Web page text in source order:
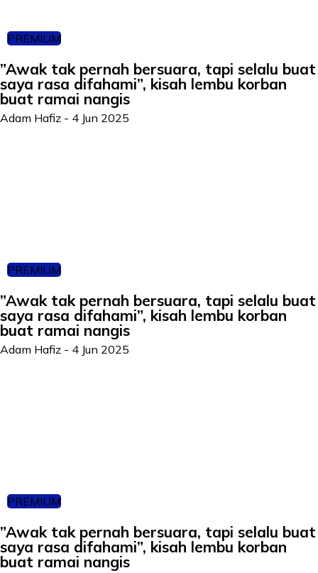
PREMIUM
”Awak tak pernah bersuara, tapi selalu buat
saya rasa difahami”, kisah lembu korban
buat ramai nangis
Adam Hafiz - 4 Jun 2025
PREMIUM
”Awak tak pernah bersuara, tapi selalu buat
saya rasa difahami”, kisah lembu korban
buat ramai nangis
Adam Hafiz - 4 Jun 2025
PREMIUM
”Awak tak pernah bersuara, tapi selalu buat
saya rasa difahami”, kisah lembu korban
buat ramai nangis